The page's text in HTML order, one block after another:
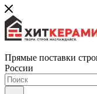
Прямые поставки
России